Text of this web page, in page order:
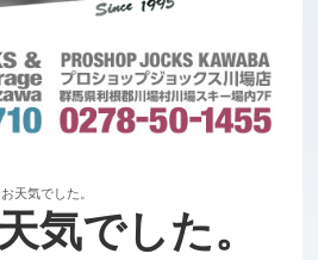
天気でした。
気でした。